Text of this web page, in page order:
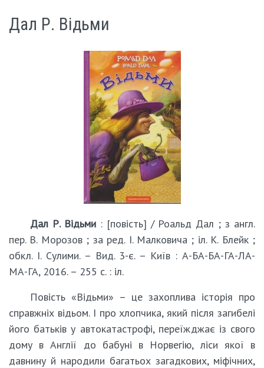
Дал Р. Відьми
Дал Р. Відьми : [повість] / Роальд Дал ; з англ.
пер. В. Морозов ; за ред. І. Малковича ; іл. К. Блейк ;
обкл. І. Сулими. – Вид. 3-є. – Київ : А-БА-БА-ГА-ЛА-
МА-ГА, 2016. – 255 с. : іл.
Повість «Відьми» – це захоплива історія про
справжніх відьом. І про хлопчика, який після загибелі
його батьків у автокатастрофі, переїжджає із свого
дому в Англії до бабуні в Норвегію, ліси якої в
давнину й народили багатьох загадкових, міфічних,